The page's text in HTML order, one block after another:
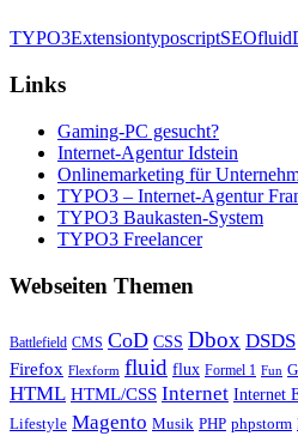
TYPO3ExtensiontyposcriptSEOfluid
Links
Gaming-PC gesucht?
Internet-Agentur Idstein
Onlinemarketing für
TYPO3 – Internet-Agentur
TYPO3 Baukasten-System
TYPO3 Freelancer
Webseiten Themen
Battlefield CMS CoD CSS Dbox DSDS
Firefox Flexform fluid flux Formel 1 Fun
HTML HTML/CSS Internet Internet
Lifestyle Magento Musik PHP phpstorm